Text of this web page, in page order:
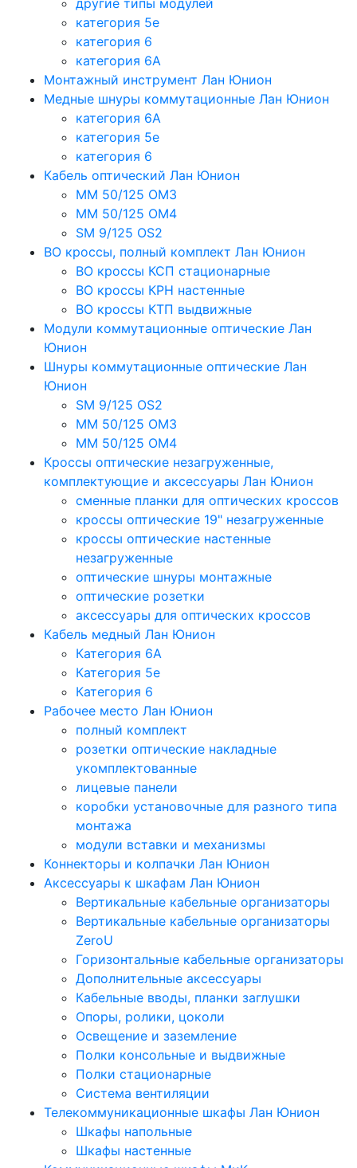
другие типы модулей
категория 5е
категория 6
категория 6A
Монтажный инструмент Лан Юнион
Медные шнуры коммутационные Лан Юнион
категория 6A
категория 5e
категория 6
Кабель оптический Лан Юнион
MM 50/125 OM3
MM 50/125 OM4
SM 9/125 OS2
ВО кроссы, полный комплект Лан Юнион
ВО кроссы КСП стационарные
ВО кроссы КРН настенные
ВО кроссы КТП выдвижные
Модули коммутационные оптические Лан
Юнион
Шнуры коммутационные оптические Лан
Юнион
SM 9/125 OS2
MM 50/125 OM3
MM 50/125 OM4
Кроссы оптические незагруженные,
комплектующие и аксессуары Лан Юнион
сменные планки для оптических кроссов
кроссы оптические 19" незагруженные
кроссы оптические настенные
незагруженные
оптические шнуры монтажные
оптические розетки
аксессуары для оптических кроссов
Кабель медный Лан Юнион
Категория 6A
Категория 5e
Категория 6
Рабочее место Лан Юнион
полный комплект
розетки оптические накладные
укомплектованные
лицевые панели
коробки установочные для разного типа
монтажа
модули вставки и механизмы
Коннекторы и колпачки Лан Юнион
Аксессуары к шкафам Лан Юнион
Вертикальные кабельные организаторы
Вертикальные кабельные организаторы
ZeroU
Горизонтальные кабельные организаторы
Дополнительные аксессуары
Кабельные вводы, планки заглушки
Опоры, ролики, цоколи
Освещение и заземление
Полки консольные и выдвижные
Полки стационарные
Система вентиляции
Телекоммуникационные шкафы Лан Юнион
Шкафы напольные
Шкафы настенные